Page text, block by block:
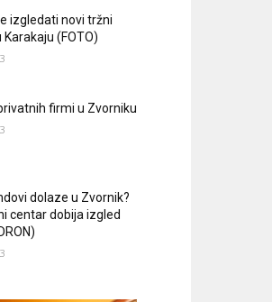
izgledati novi tržni
(FOTO)
firmi u Zvorniku
dolaze u Zvornik?
centar dobija izgled